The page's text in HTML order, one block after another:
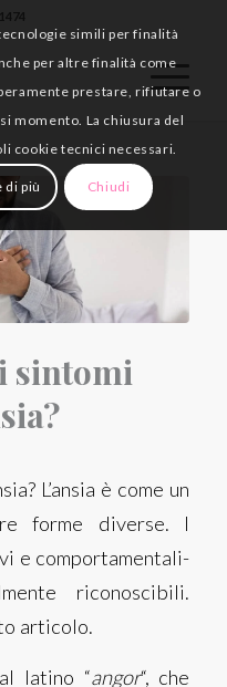
sintomi
L’ansia è come un
forme diverse. I
e comportamentali-
riconoscibili.
articolo.
latino “angor“, che
simili per finalità
per altre finalità come
prestare, rifiutare o
momento. La chiusura del
cookie tecnici necessari.
di più Chiudi